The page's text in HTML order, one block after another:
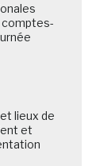
comptes-
lieux de
et